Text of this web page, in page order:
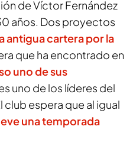
de Víctor Fernández
años. Dos proyectos
antigua cartera por la
que ha encontrado en
uno de sus
uno de los líderes del
club espera que al igual
una temporada